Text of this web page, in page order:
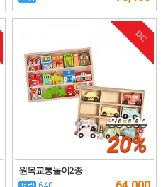
DC
80,000
20%
원목교통놀이2종